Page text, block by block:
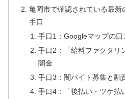
亀岡市で確認されている最
手口
手口1：Googleマップの
手口2：「給料ファクタリ
闇金
手口3：闇バイト募集と融
手口4：「後払い・ツケ払